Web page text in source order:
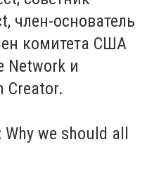
член-основатель
комитета США
Network и
Creator.
we should all